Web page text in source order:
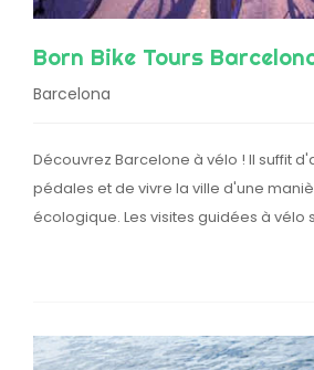
Born Bike Tours
Barcelona
Découvrez Barcelone à vélo ! Il suffit
pédales et de vivre la ville d'une
écologique. Les visites guidées à vélo